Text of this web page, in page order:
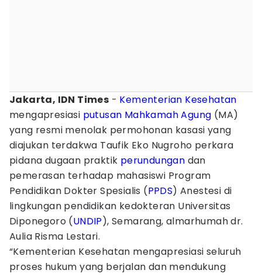
Jakarta, IDN Times - Kementerian Kesehatan
mengapresiasi putusan Mahkamah Agung (MA)
yang resmi menolak permohonan kasasi yang
diajukan terdakwa Taufik Eko Nugroho perkara
pidana dugaan praktik perundungan dan
pemerasan terhadap mahasiswi Program
Pendidikan Dokter Spesialis (PPDS) Anestesi di
lingkungan pendidikan kedokteran Universitas
Diponegoro (UNDIP), Semarang, almarhumah dr.
Aulia Risma Lestari.
“Kementerian Kesehatan mengapresiasi seluruh
proses hukum yang berjalan dan mendukung